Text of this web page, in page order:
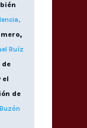
Ruíz
de
el
de